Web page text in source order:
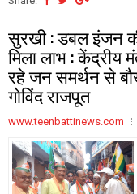
सुरखी : डबल इंजन
मिला लाभ : केंद्रीय
रहे जन समर्थन से
गोविंद राजपूत
www.teenbattinews.com